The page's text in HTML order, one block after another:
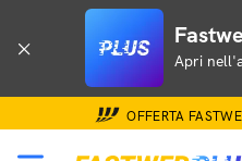
Apri
OFFERTA